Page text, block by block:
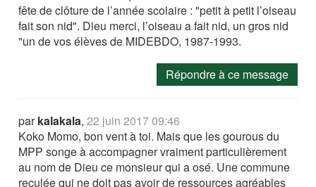
fête de clôture de l’année scolaire : "petit à petit l’oiseau
fait son nid". Dieu merci, l’oiseau a fait nid, un gros nid
"un de vos élèves de MIDEBDO, 1987-1993.
Répondre à ce message
parkalakala,22 juin 2017 09:46
Koko Momo, bon vent à toi. Mais que les gourous du
MPP songe à accompagner vraiment particulièrement
au nom de Dieu ce monsieur qui a osé. Une commune
reculée qui ne doit pas avoir de ressources agréables